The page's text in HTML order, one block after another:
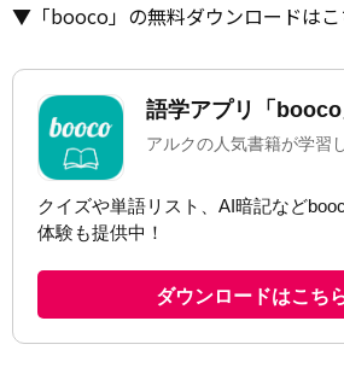
▼「booco」の無料ダウンロードはこ